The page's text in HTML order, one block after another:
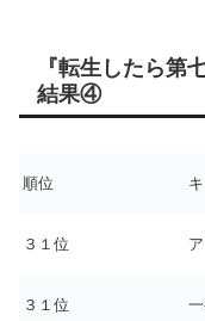
『転生したら第
結果④
順位
３１位
３１位